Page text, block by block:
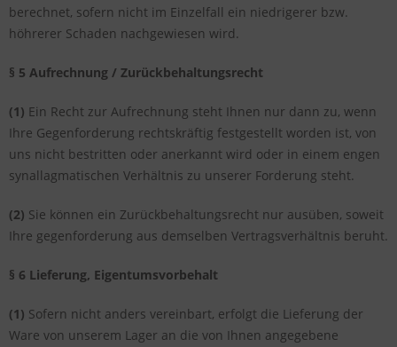
berechnet, sofern nicht im Einzelfall ein niedrigerer bzw.
höhrerer Schaden nachgewiesen wird.
§ 5 Aufrechnung / Zurückbehaltungsrecht
(1) Ein Recht zur Aufrechnung steht Ihnen nur dann zu, wenn
Ihre Gegenforderung rechtskräftig festgestellt worden ist, von
uns nicht bestritten oder anerkannt wird oder in einem engen
synallagmatischen Verhältnis zu unserer Forderung steht.
(2) Sie können ein Zurückbehaltungsrecht nur ausüben, soweit
Ihre gegenforderung aus demselben Vertragsverhältnis beruht.
§ 6 Lieferung, Eigentumsvorbehalt
(1) Sofern nicht anders vereinbart, erfolgt die Lieferung der
Ware von unserem Lager an die von Ihnen angegebene